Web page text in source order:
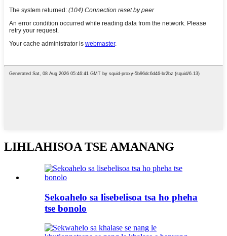
LIHLAHISOA TSE AMANANG
Sekoahelo sa lisebelisoa tsa ho pheha
tse bonolo